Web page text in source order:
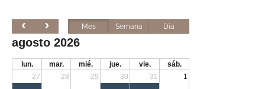
Mes Semana Día
agosto 2026
lun. mar. mié. jue. vie.
sáb.
27
28 29 30 31 1